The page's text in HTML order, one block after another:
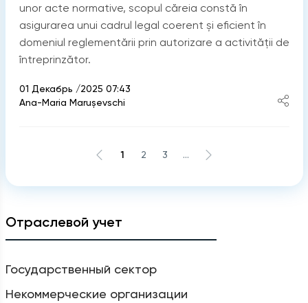
Отраслевой учет
Государственный сектор
Некоммерческие организации
unor acte normative, scopul căreia constă în
asigurarea unui cadrul legal coerent și eficient în
domeniul reglementării prin autorizare a activității de
întreprinzător.
01 Декабрь /2025 07:43
Ana-Maria Marușevschi
1 2 3 ...